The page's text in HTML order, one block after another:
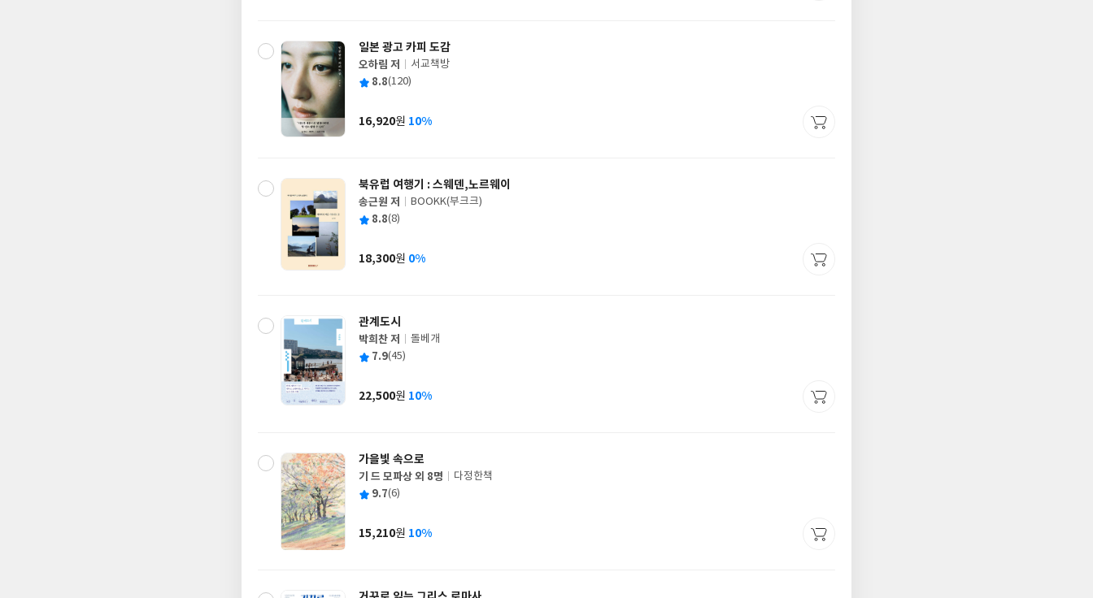
일본 광고 카피 도감
글
쓴
오하림 저
출
사
서교책방
평 8.8(120)
가
16,920원 10%
북유럽 여행기 : 스웨덴,노르웨이
글
쓴
송근원 저
출
사
BOOKK(부크크)
평 8.8(8)
가
18,300원 0%
관계도시
글
쓴
박희찬 저
출
사
돌베개
평 7.9(45)
가
22,500원 10%
가을빛 속으로
글
쓴
기 드 모파상 외 8명
출
사
다정한책
평 9.7(6)
가
15,210원 10%